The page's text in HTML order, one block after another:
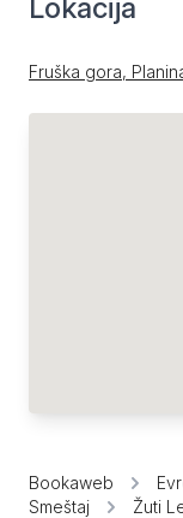
Lokacija
Fruška gora,
Bookaweb
Smeštaj
Žuti